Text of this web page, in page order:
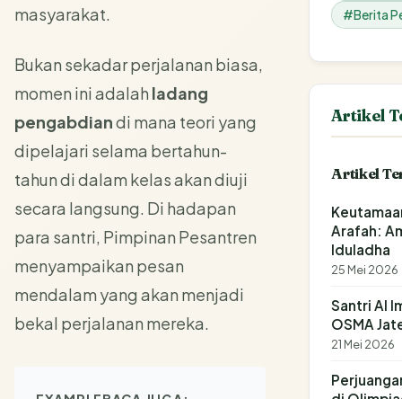
masyarakat.
Bukan sekadar perjalanan biasa,
momen ini adalah ladang
pengabdiandi mana teori yang
dipelajari selama bertahun-
tahun di dalam kelas akan diuji
secara langsung. Di hadapan
para santri, Pimpinan Pesantren
menyampaikan pesan
mendalam yang akan menjadi
bekal perjalanan mereka.
#Berita
Artikel
Artikel
Arafah:
Iduladha
25 Mei 2026
Santri Al
OSMA
21 Mei 2026